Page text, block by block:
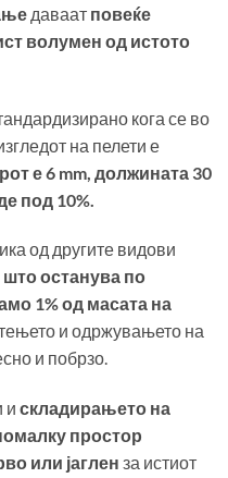
даваат повеќе
волумен од истото
кога се во
на пелети е
е 6 mm, должината 30
под 10%.
од другите видови
останува по
1% од масата на
и одржувањето на
и побрзо.
и складирањето на
простор
или јаглен за истиот